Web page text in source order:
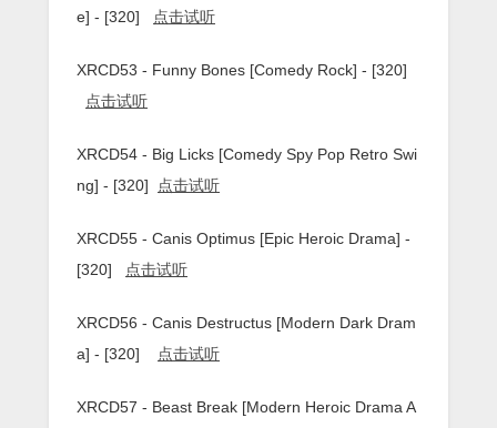
e] - [320]
点击试听
XRCD53 - Funny Bones [Comedy Rock] - [320]
点击试听
XRCD54 - Big Licks [Comedy Spy Pop Retro Swi
ng] - [320]
点击试听
XRCD55 - Canis Optimus [Epic Heroic Drama] -
[320]
点击试听
XRCD56 - Canis Destructus [Modern Dark Dram
a] - [320]
点击试听
XRCD57 - Beast Break [Modern Heroic Drama A